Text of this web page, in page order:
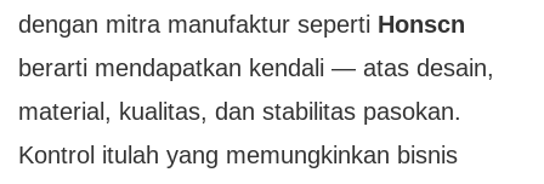
dengan mitra manufaktur seperti Honscn
berarti mendapatkan kendali — atas desain,
material, kualitas, dan stabilitas pasokan.
Kontrol itulah yang memungkinkan bisnis